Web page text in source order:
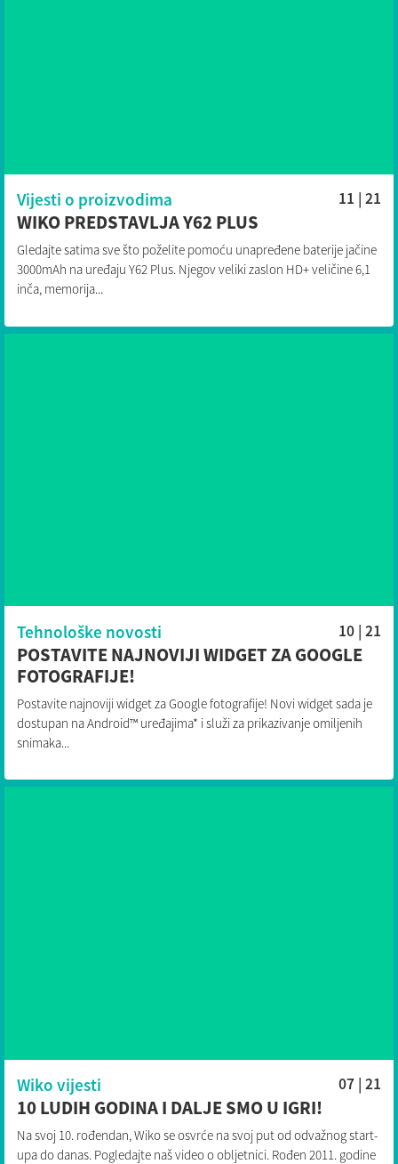
Vijesti o proizvodima 11 | 21
WIKO PREDSTAVLJA Y62 PLUS
Gledajte satima sve što poželite pomoću unapređene baterije jačine
3000mAh na uređaju Y62 Plus. Njegov veliki zaslon HD+ veličine 6,1
inča, memorija...
Tehnološke novosti 10 | 21
POSTAVITE NAJNOVIJI WIDGET ZA GOOGLE
FOTOGRAFIJE!
Postavite najnoviji widget za Google fotografije! Novi widget sada je
dostupan na Android™ uređajima* i služi za prikazivanje omiljenih
snimaka...
Wiko vijesti 07 | 21
10 LUDIH GODINA I DALJE SMO U IGRI!
Na svoj 10. rođendan, Wiko se osvrće na svoj put od odvažnog start-
upa do danas. Pogledajte naš video o obljetnici. Rođen 2011. godine